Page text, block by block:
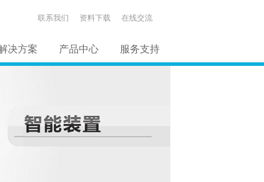
在线交流
资料下载
联系我们
决方案 产品中心 服务支持